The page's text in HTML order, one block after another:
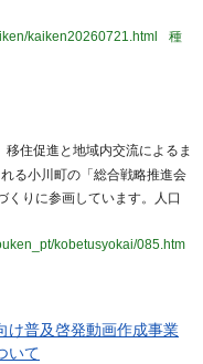
kaiken20260721.html
種
住促進と地域内交流によるま
る小川町の「総合戦略推進会
くりに参画しています。人口
kobetusyokai/085.htm
け普及啓発動画作成事業
いて